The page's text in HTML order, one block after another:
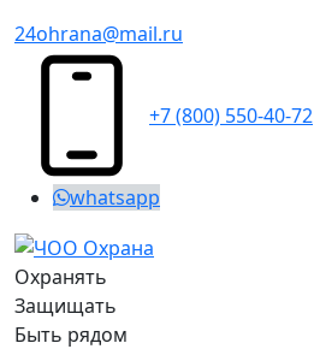
24ohrana@mail.ru
+7 (800) 550-40-72
whatsapp
Охранять
Защищать
Быть рядом